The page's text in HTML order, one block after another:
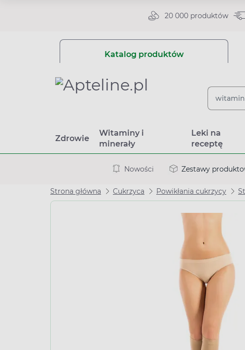
20 000 produktów
Katalog produktów
Zdrowie
Witaminy i
minerały
Leki na
receptę
Nowości Zestawy
Strona główna Cukrzyca Powikłania cukrzycy